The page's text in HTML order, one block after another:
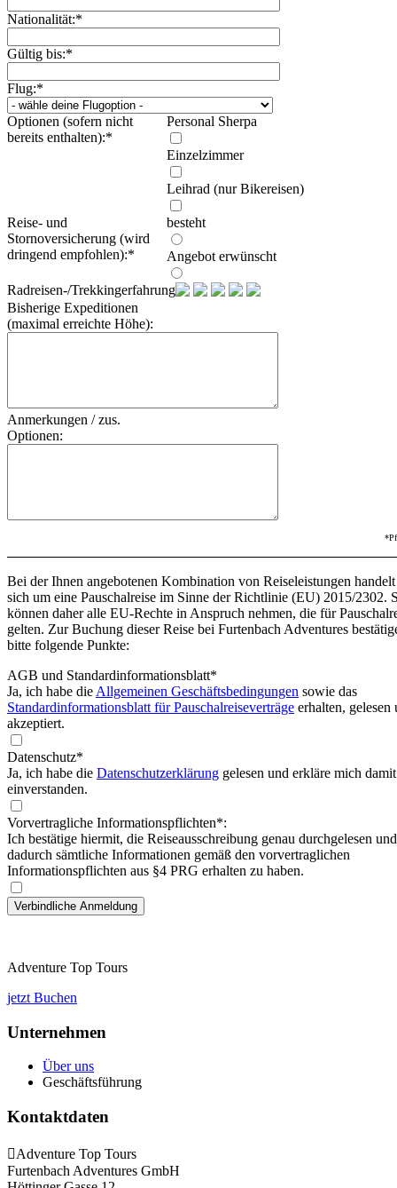
Nationalität:*
Gültig bis:*
Flug:*
Optionen (sofern nicht
bereits enthalten):*
Personal Sherpa
Einzelzimmer
Leihrad (nur Bikereisen)
Reise- und
Stornoversicherung (wird
dringend empfohlen):*
besteht
Angebot erwünscht
Radreisen-/Trekkingerfahrung:
Bisherige Expeditionen
(maximal erreichte Höhe):
Anmerkungen / zus.
Optionen:
Bei der Ihnen angebotenen Kombination von Reiseleistungen handelt
sich um eine Pauschalreise im Sinne der Richtlinie (EU) 2015/2302.
können daher alle EU-Rechte in Anspruch nehmen, die für
gelten. Zur Buchung dieser Reise bei Furtenbach Adventures
bitte folgende Punkte:
AGB und Standardinformationsblatt*
Ja, ich habe die Allgemeinen Geschäftsbedingungen sowie das
Standardinformationsblatt für Pauschalreiseverträge erhalten, gelesen
akzeptiert.
Datenschutz*
Ja, ich habe die Datenschutzerklärung gelesen und erkläre mich damit
einverstanden.
Vorvertragliche Informationspflichten*:
Ich bestätige hiermit, die Reiseausschreibung genau durchgelesen und
dadurch sämtliche Informationen gemäß den vorvertraglichen
Informationspflichten aus §4 PRG erhalten zu haben.
Adventure Top Tours
jetzt Buchen
Unternehmen
Über uns
Geschäftsführung
Kontaktdaten
Adventure Top Tours
Furtenbach Adventures GmbH